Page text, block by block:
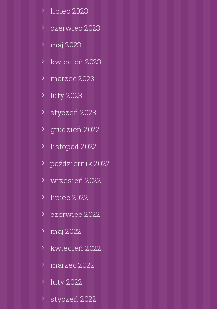
lipiec 2023
czerwiec 2023
maj 2023
kwiecień 2023
marzec 2023
luty 2023
styczeń 2023
grudzień 2022
listopad 2022
październik 2022
wrzesień 2022
lipiec 2022
czerwiec 2022
maj 2022
kwiecień 2022
marzec 2022
luty 2022
styczeń 2022